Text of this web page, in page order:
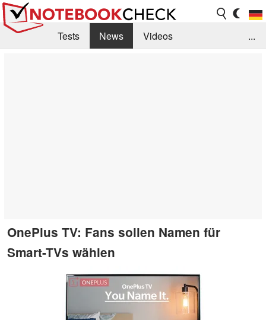
Tests News
Videos
...
OnePlus TV: Fans sollen Namen für
Smart-TVs wählen